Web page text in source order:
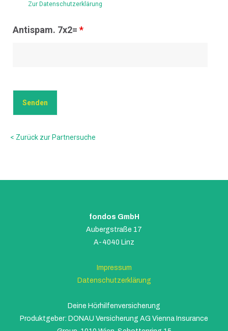
Zur Datenschutzerklärung
Antispam. 7x2= *
< Zurück zur Partnersuche
fondos GmbH
Aubergstraße 17
A-4040 Linz
Impressum
Datenschutzerklärung
Deine Hörhilfenversicherung
Produktgeber: DONAU Versicherung AG Vienna Insurance